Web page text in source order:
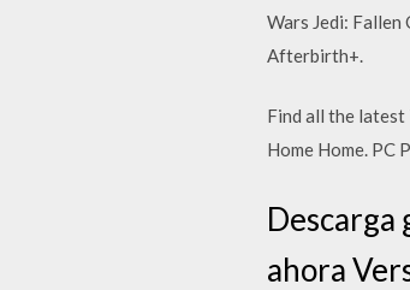
Wars Jedi: Fallen
Afterbirth+.
Find all the latest
Home Home. PC
Descarga
ahora